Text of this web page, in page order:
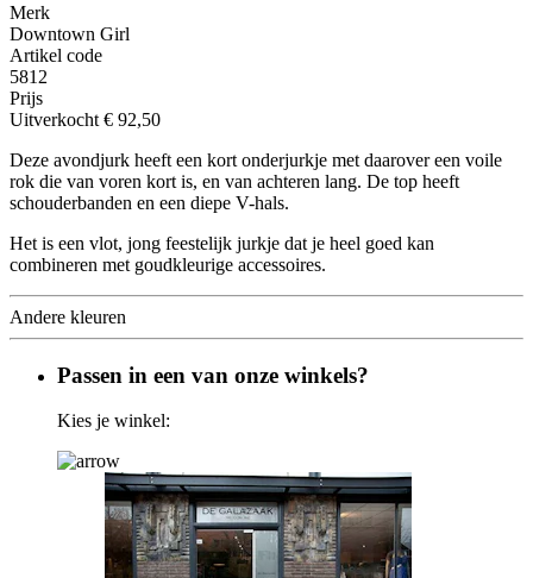
Merk
Downtown Girl
Artikel code
5812
Prijs
Uitverkocht € 92,50
Deze avondjurk heeft een kort onderjurkje met daarover een voile
rok die van voren kort is, en van achteren lang. De top heeft
schouderbanden en een diepe V-hals.
Het is een vlot, jong feestelijk jurkje dat je heel goed kan
combineren met goudkleurige accessoires.
Andere kleuren
Passen in een van onze winkels?
Kies je winkel: